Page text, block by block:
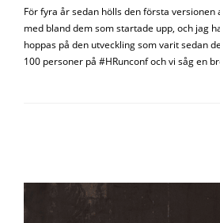
För fyra år sedan hölls den första versionen
med bland dem som startade upp, och jag
hoppas på den utveckling som varit sedan
100 personer på #HRunconf och vi såg en